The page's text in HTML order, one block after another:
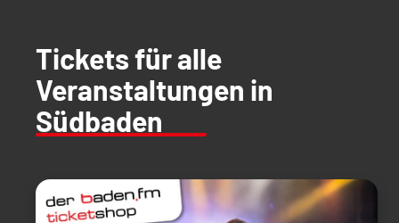
Tickets für alle
Veranstaltungen in
Südbaden